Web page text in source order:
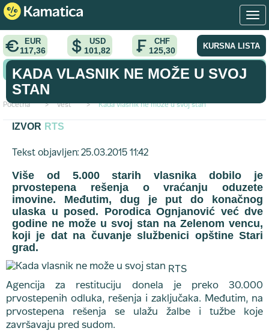
EUR
117,36
USD
101,82
CHF
125,30 KURSNA LISTA
KONVERTOR VALUTA
Početna > vest > Kada vlasnik ne može u svoj stan
KADA VLASNIK NE MOŽE U SVOJ
STAN
IZVOR RTS
Tekst objavljen: 25.03.2015 11:42
Više od 5.000 starih vlasnika dobilo je
prvostepena rešenja o vraćanju oduzete
imovine. Međutim, dug je put do konačnog
ulaska u posed. Porodica Ognjanović već dve
godine ne može u svoj stan na Zelenom vencu,
koji je dat na čuvanje službenici opštine Stari
grad.
RTS
Agencija za restituciju donela je preko 30.000
prvostepenih odluka, rešenja i zaključaka. Međutim, na
prvostepena rešenja se ulažu žalbe i tužbe koje
završavaju pred sudom.